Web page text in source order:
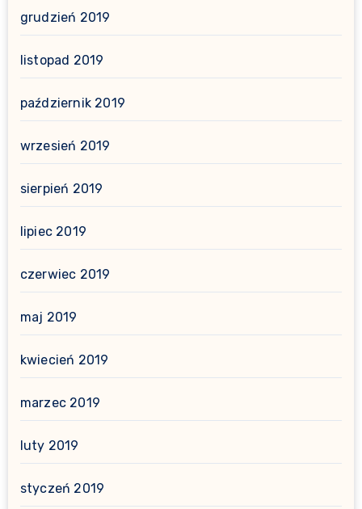
grudzień 2019
listopad 2019
październik 2019
wrzesień 2019
sierpień 2019
lipiec 2019
czerwiec 2019
maj 2019
kwiecień 2019
marzec 2019
luty 2019
styczeń 2019